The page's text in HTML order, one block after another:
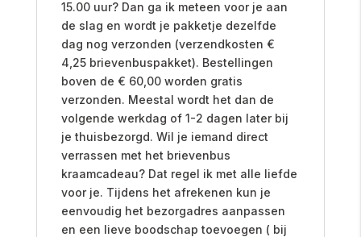
15.00 uur? Dan ga ik meteen voor je aan
de slag en wordt je pakketje dezelfde
dag nog verzonden (verzendkosten €
4,25 brievenbuspakket). Bestellingen
boven de € 60,00 worden gratis
verzonden. Meestal wordt het dan de
volgende werkdag of 1-2 dagen later bij
je thuisbezorgd. Wil je iemand direct
verrassen met het brievenbus
kraamcadeau? Dat regel ik met alle liefde
voor je. Tijdens het afrekenen kun je
eenvoudig het bezorgadres aanpassen
en een lieve boodschap toevoegen ( bij